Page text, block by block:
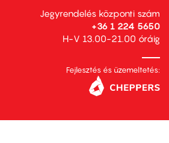
Jegyrendelés központi szám
+36 1 224 5650
H-V 13.00-21.00 óráig
Fejlesztés és üzemeltetés: